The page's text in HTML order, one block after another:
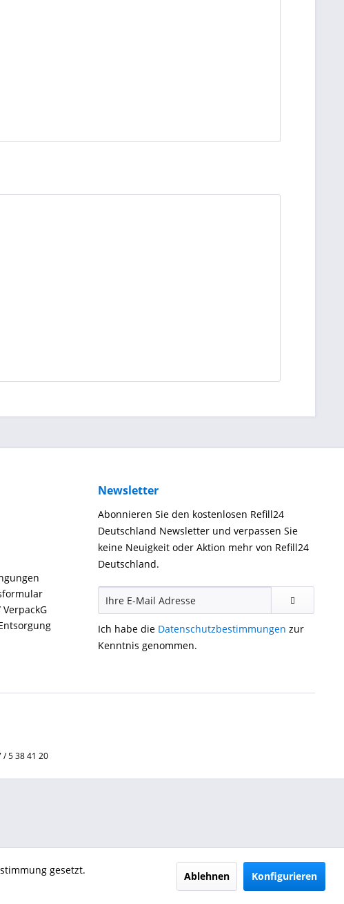
Newsletter
Abonnieren Sie den kostenlosen Refill24
Deutschland Newsletter und verpassen Sie
keine Neuigkeit oder Aktion mehr von Refill24
Deutschland.
Ich habe die Datenschutzbestimmungen zur
Kenntnis genommen.
/ 5 38 41 20
gesetzt.
Ablehnen Konfigurieren